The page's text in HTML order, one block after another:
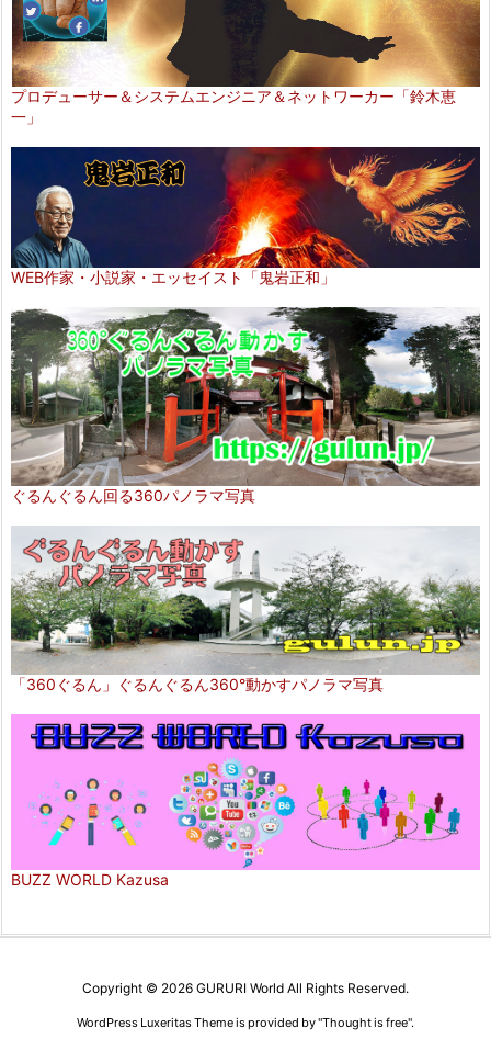
プロデューサー＆システムエンジニア＆ネットワーカー「鈴木恵
一」
WEB作家・小説家・エッセイスト「鬼岩正和」
ぐるんぐるん回る360パノラマ写真
「360ぐるん」ぐるんぐるん360°動かすパノラマ写真
BUZZ WORLD Kazusa
Copyright © 2026 GURURI World All Rights Reserved.
WordPress Luxeritas Theme is provided by "Thought is free".